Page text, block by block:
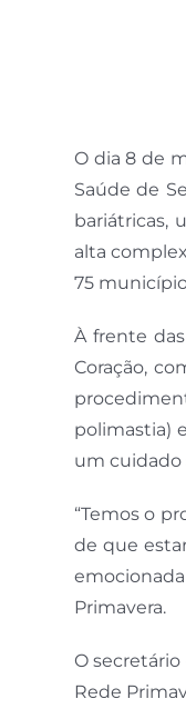
O dia 8 de
Saúde de
bariátricas,
alta
75
À frente
Coração,
polimastia)
um cuidado
“Temos o
de que
Primavera.
O
Rede